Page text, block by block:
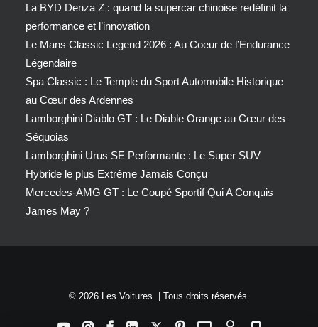
La BYD Denza Z : quand la supercar chinoise redéfinit la
performance et l’innovation
Le Mans Classic Legend 2026 : Au Coeur de l’Endurance
Légendaire
Spa Classic : Le Temple du Sport Automobile Historique
au Cœur des Ardennes
Lamborghini Diablo GT : Le Diable Orange au Cœur des
Séquoias
Lamborghini Urus SE Performante : Le Super SUV
Hybride le plus Extrême Jamais Conçu
Mercedes-AMG GT : Le Coupé Sportif Qui A Conquis
James May ?
© 2026 Les Voitures. | Tous droits réservés.